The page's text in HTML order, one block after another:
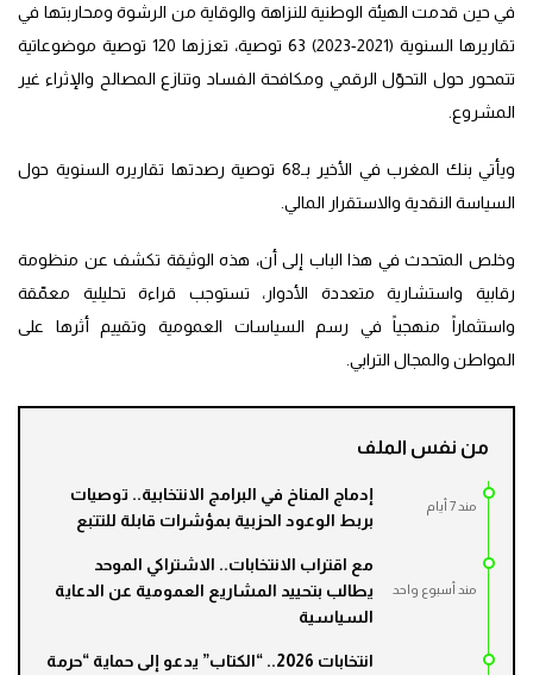
في حين قدمت الهيئة الوطنية للنزاهة والوقاية من الرشوة ومحاربتها في
تقاريرها السنوية (2021-2023) 63 توصية، تعززها 120 توصية موضوعاتية
تتمحور حول التحوّل الرقمي ومكافحة الفساد وتنازع المصالح والإثراء غير
المشروع.
ويأتي بنك المغرب في الأخير بـ68 توصية رصدتها تقاريره السنوية حول
السياسة النقدية والاستقرار المالي.
وخلص المتحدث في هذا الباب إلى أن، هذه الوثيقة تكشف عن منظومة
رقابية واستشارية متعددة الأدوار، تستوجب قراءة تحليلية معمّقة
واستثماراً منهجياً في رسم السياسات العمومية وتقييم أثرها على
المواطن والمجال الترابي.
من نفس الملف
مند 7 أيام
إدماج المناخ في البرامج الانتخابية.. توصيات
بربط الوعود الحزبية بمؤشرات قابلة للتتبع
مند أسبوع واحد
مع اقتراب الانتخابات.. الاشتراكي الموحد
يطالب بتحييد المشاريع العمومية عن الدعاية
السياسية
انتخابات 2026.. “الكتاب” يدعو إلى حماية “حرمة